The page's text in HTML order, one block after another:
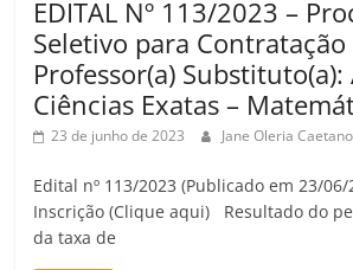
EDITAL Nº 113/2023 –
Seletivo para Contratação
Professor(a) Substituto(a):
Ciências Exatas –
23 de junho de 2023 Jane Oleria Caetano
Edital nº 113/2023 (Publicado em 23/06/
Inscrição (Clique aqui) Resultado do
da taxa de